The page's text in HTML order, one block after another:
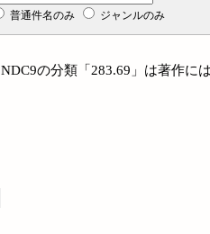
普通件名のみ ジャンルのみ
NDC9の分類「283.69」は著作に